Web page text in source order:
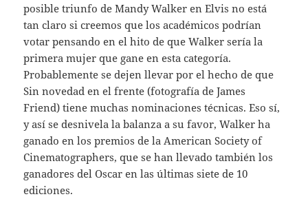
posible triunfo de Mandy Walker en Elvis no está
tan claro si creemos que los académicos podrían
votar pensando en el hito de que Walker sería la
primera mujer que gane en esta categoría.
Probablemente se dejen llevar por el hecho de que
Sin novedad en el frente (fotografía de James
Friend) tiene muchas nominaciones técnicas. Eso sí,
y así se desnivela la balanza a su favor, Walker ha
ganado en los premios de la American Society of
Cinematographers, que se han llevado también los
ganadores del Oscar en las últimas siete de 10
ediciones.